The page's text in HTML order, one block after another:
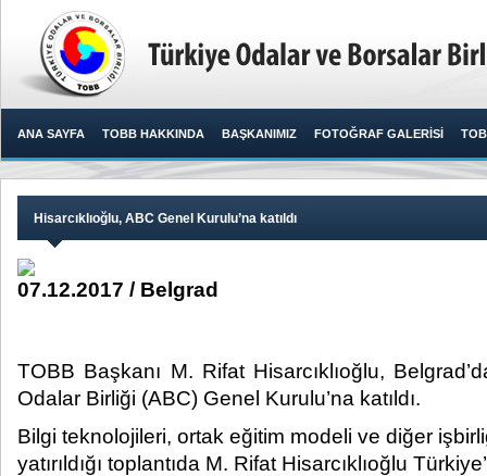
ANA SAYFA TOBB HAKKINDA BAŞKANIMIZ FOTOĞRAF GALERİSİ
Hisarcıklıoğlu, ABC Genel Kurulu’na katıldı
07.12.2017 / Belgrad
TOBB Başkanı M. Rifat Hisarcıklıoğlu,
Odalar Birliği (ABC) Genel Kurulu’na katıldı.​
Bilgi teknolojileri, ortak eğitim modeli ve diğer
yatırıldığı toplantıda M. Rifat Hisarcıklıoğlu